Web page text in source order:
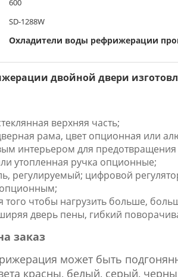
600
SD-1288W
Охладители воды рефрижерации
двойной двери
верхняя часть;
рама, цвет опционная или
интерьером для
утопленная ручка опционные;
регулируемый; цифровой
того чтобы нагрузить больше,
дверь пены, гибкий
заказ
может быть
красны, белый, серый,